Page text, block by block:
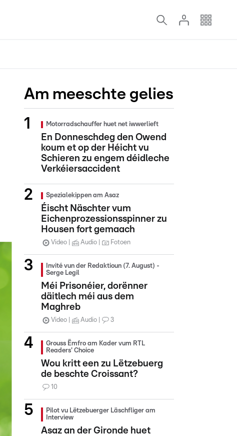
Am meeschte gelies
Motorradschauffer huet net iwwerlieft
En Donneschdeg den Owend
koum et op der Héicht vu
Schieren zu engem déidleche
Verkéiersaccident
Spezialekippen am Asaz
Éischt Näschter vum
Eichenprozessionsspinner zu
Housen fort gemaach
Video Audio Fotoen
Invité vun der Redaktioun (7. August) -
Serge Legil
Méi Prisonéier, dorënner
däitlech méi aus dem
Maghreb
Video Audio 3
Grouss Ëmfro am Kader vum RTL
Readers' Choice
Wou kritt een zu Lëtzebuerg
de beschte Croissant?
10
Pilot vu Lëtzebuerger Läschfliger am
Interview
Asaz an der Gironde huet